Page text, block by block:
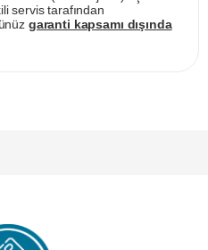
servis tarafından
garanti kapsamı dışında